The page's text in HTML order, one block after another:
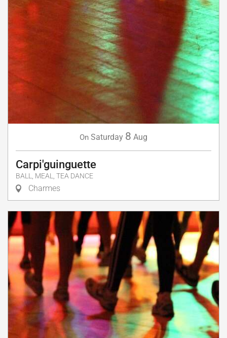
On Saturday 8 Aug
Carpi'guinguette
BALL, MEAL, TEA DANCE
Charmes